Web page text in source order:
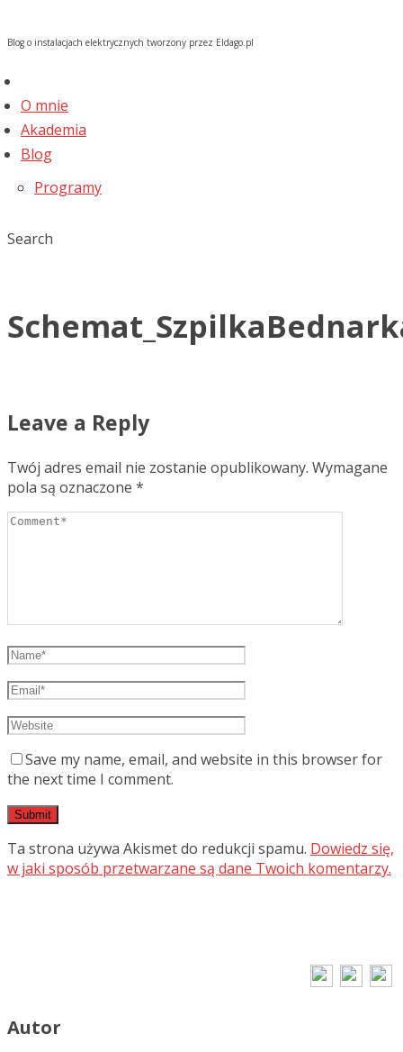
Blog o instalacjach elektrycznych tworzony przez Eldago.pl
O mnie
Akademia
Blog
Programy
Search
Leave a Reply
Twój adres email nie zostanie opublikowany. Wymagane
pola są oznaczone *
Save my name, email, and website in this browser for
the next time I comment.
Ta strona używa Akismet do redukcji spamu. Dowiedz się,
w jaki sposób przetwarzane są dane Twoich komentarzy.
Autor